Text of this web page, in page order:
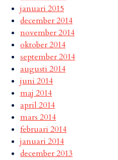
januari 2015
december 2014
november 2014
oktober 2014
september 2014
augusti 2014
juni 2014
maj 2014
april 2014
mars 2014
februari 2014
januari 2014
december 2013